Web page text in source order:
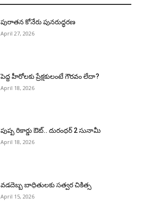
పురాత‌న కోనేరు పున‌రుద్ధ‌ర‌ణ
April 27, 2026
పెద్ద హీరోల‌కు ప్రేక్ష‌కులంటే గౌర‌వం లేదా?
April 18, 2026
పుష్ప రికార్డు ఔట్‌.. దురంధ‌ర్ 2 సునామీ
April 18, 2026
వడదెబ్బ బాధితులకు సత్వర చికిత్స
April 15, 2026